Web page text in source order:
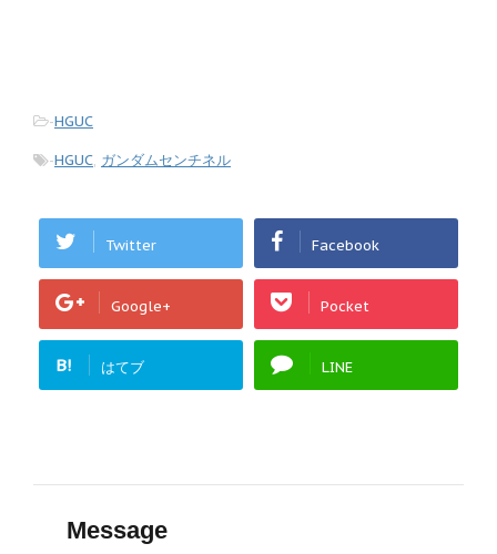
-HGUC
-HGUC, ガンダムセンチネル
Twitter Facebook
Google+ Pocket
B! はてブ LINE
Message